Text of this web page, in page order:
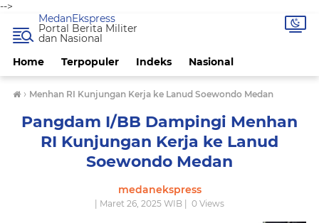
-->
Home Terpopuler Indeks Nasional
MedanEkspress
Portal Berita Militer
dan Nasional
› Menhan RI Kunjungan Kerja ke Lanud Soewondo Medan
Pangdam I/BB Dampingi Menhan
RI Kunjungan Kerja ke Lanud
Soewondo Medan
medanekspress
| Maret 26, 2025 WIB | 0 Views